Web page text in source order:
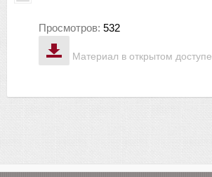
Материал в открытом доступе
Просмотров: 532